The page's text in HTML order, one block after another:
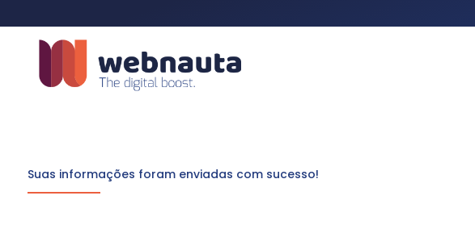
Suas informações foram enviadas com sucesso!